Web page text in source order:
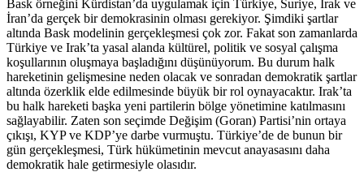
Bask örneğini Kürdistan’da uygulamak için Türkiye, Suriye, Irak ve
İran’da gerçek bir demokrasinin olması gerekiyor. Şimdiki şartlar
altında Bask modelinin gerçekleşmesi çok zor. Fakat son zamanlarda
Türkiye ve Irak’ta yasal alanda kültürel, politik ve sosyal çalışma
koşullarının oluşmaya başladığını düşünüyorum. Bu durum halk
hareketinin gelişmesine neden olacak ve sonradan demokratik şartlar
altında özerklik elde edilmesinde büyük bir rol oynayacaktır. Irak’ta
bu halk hareketi başka yeni partilerin bölge yönetimine katılmasını
sağlayabilir. Zaten son seçimde Değişim (Goran) Partisi’nin ortaya
çıkışı, KYP ve KDP’ye darbe vurmuştu. Türkiye’de de bunun bir
gün gerçekleşmesi, Türk hükümetinin mevcut anayasasını daha
demokratik hale getirmesiyle olasıdır.